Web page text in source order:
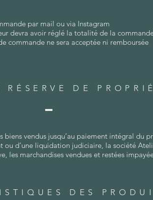
par mail ou via Instagram
devra avoir réglé la totalité de la
commande ne sera acceptée ni remboursée.
RÉSERVE DE
vendus jusqu’au paiement intégral du
ou d’une liquidation judiciaire, la société
les marchandises vendues et restées
DES